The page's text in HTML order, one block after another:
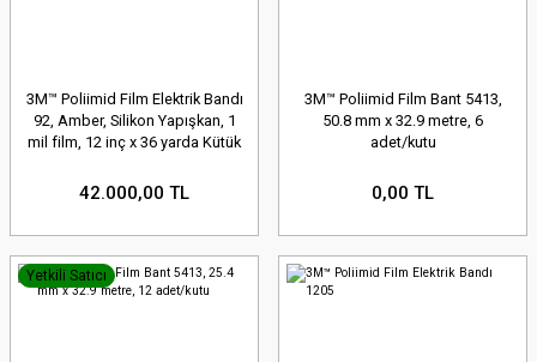
3M™ Poliimid Film Elektrik Bandı
92, Amber, Silikon Yapışkan, 1
mil film, 12 inç x 36 yarda Kütük
42.000,00 TL
3M™ Poliimid Film Bant 5413,
50.8 mm x 32.9 metre, 6
adet/kutu
0,00 TL
Yetkili Satıcı